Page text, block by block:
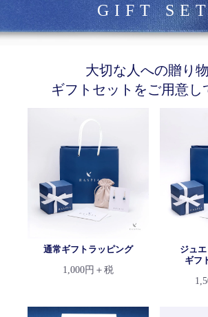
GIFT
大切な人への贈り
ギフトセットをご用意し
通常ギフトラッピング
1,000円＋税
ジュ
ギフ